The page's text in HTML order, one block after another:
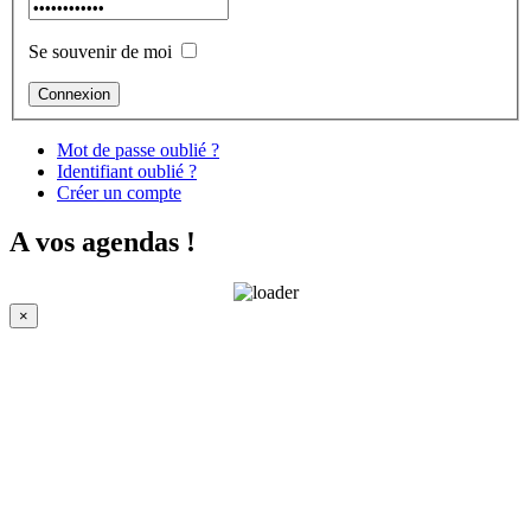
Se souvenir de moi
Mot de passe oublié ?
Identifiant oublié ?
Créer un compte
A vos agendas !
×